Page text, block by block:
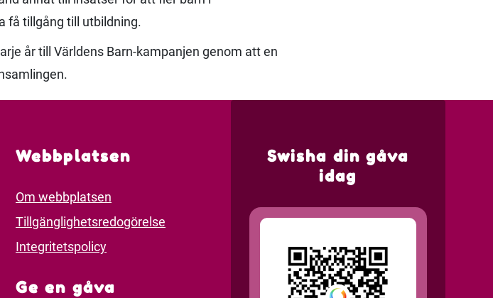
få tillgång till utbildning.
år till Världens Barn-kampanjen genom att en
Webbplatsen
Om webbplatsen
Tillgänglighetsredogörelse
Integritetspolicy
Ge en gåva
Swisha din gåva
idag